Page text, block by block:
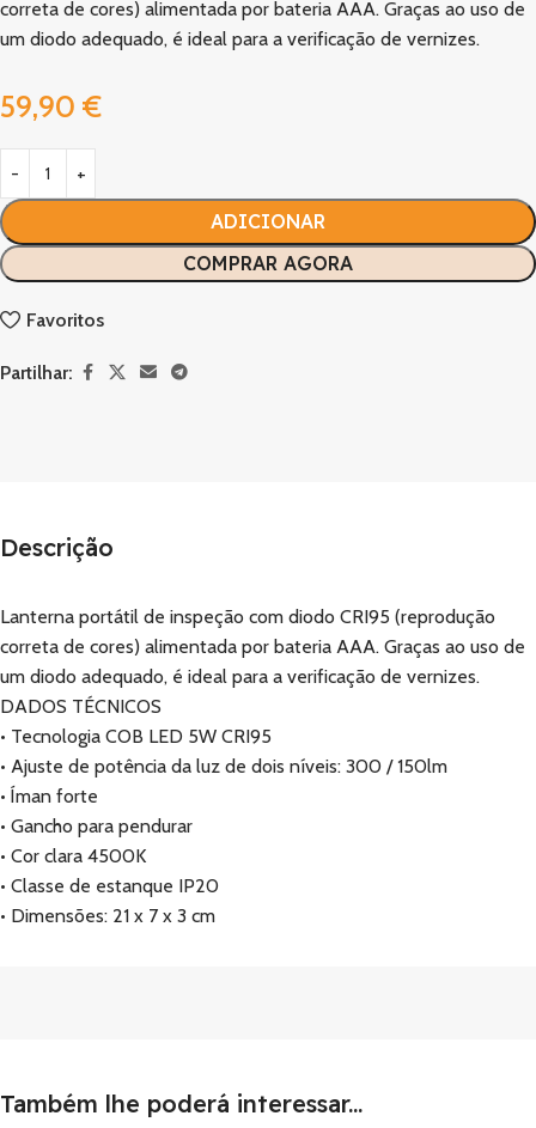
correta de cores) alimentada por bateria AAA. Graças ao uso de
um diodo adequado, é ideal para a verificação de vernizes.
59,90 €
ADICIONAR
COMPRAR AGORA
Favoritos
Partilhar:
Descrição
Lanterna portátil de inspeção com diodo CRI95 (reprodução
correta de cores) alimentada por bateria AAA. Graças ao uso de
um diodo adequado, é ideal para a verificação de vernizes.
DADOS TÉCNICOS
• Tecnologia COB LED 5W CRI95
• Ajuste de potência da luz de dois níveis: 300 / 150lm
• Íman forte
• Gancho para pendurar
• Cor clara 4500K
• Classe de estanque IP20
• Dimensões: 21 x 7 x 3 cm
Também lhe poderá interessar...